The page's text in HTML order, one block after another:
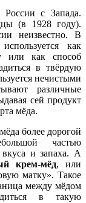
с Запада.
(в 1928 году).
неизвестно. В
как
или как способ
в твёрдую
нечистыми
различные
сей продукт
мёда.
более дорогой
частью
и запаха. А
крем-мёд, или
матку». Такое
между мёдом
в такую